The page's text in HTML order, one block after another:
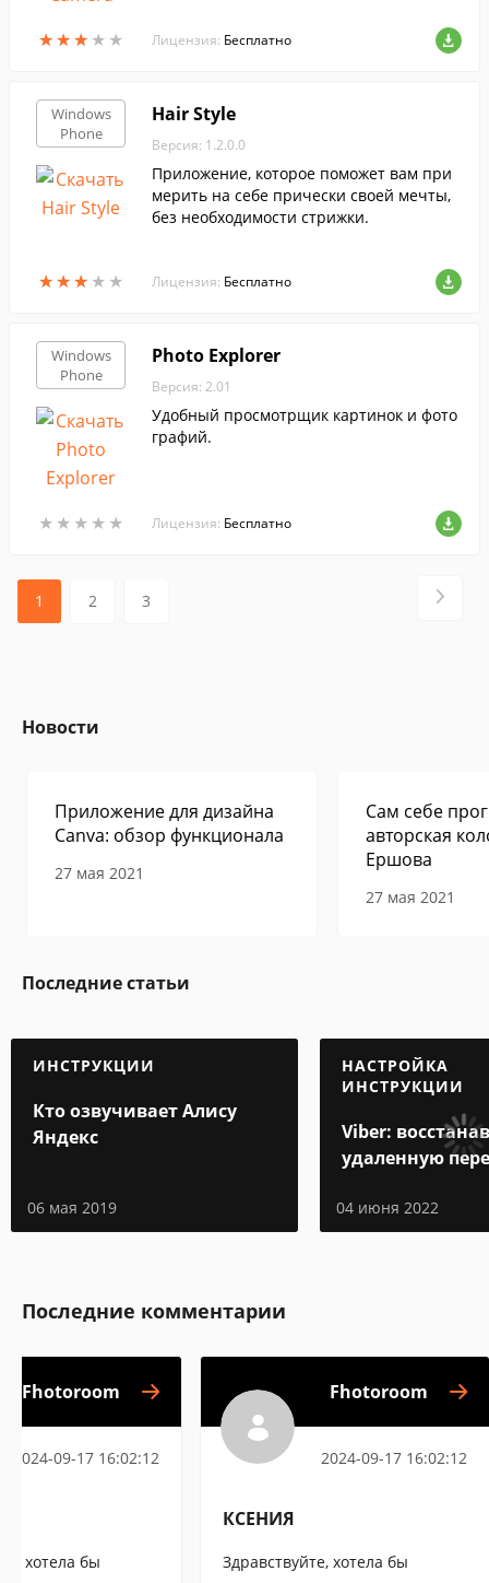
★★★ ★ ★
★★★ ★ ★ Лицензия: Бесплатно
Windows
Phone
★★★ ★ ★
★★★ ★ ★
Hair Style
Версия: 1.2.0.0
Приложение, которое поможет вам при
мерить на себе прически своей мечты,
без необходимости стрижки.
Лицензия: Бесплатно
Windows
Phone
★ ★ ★ ★ ★
★ ★ ★ ★ ★
Photo Explorer
Версия: 2.01
Удобный просмотрщик картинок и фото
графий.
Лицензия: Бесплатно
1 2 3
Новости
Приложение для дизайна
Canva: обзор функционала
27 мая 2021
Сам себе
авторская
Ершова
27 мая 2021
Последние статьи
ИНСТРУКЦИИ
Кто озвучивает Алису
Яндекс
06 мая 2019
НАСТРОЙКА
ИНСТРУКЦИИ
Viber:
удаленную
04 июня 2022
Последние комментарии
Fhotoroom
2024-09-17 16:02:12
хотела бы
Fhotoroom
2024-09-17 16:02:12
КСЕНИЯ
Здравствуйте, хотела бы